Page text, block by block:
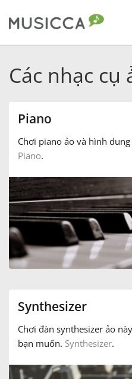
Dansk
Deutsch
English
Español
한국어
हिन्दी
Các nhạc cụ
Piano
Chơi piano ảo và hình
Piano.
Synthesizer
Chơi đàn synthesizer ảo
bạn muốn. Synthesizer.